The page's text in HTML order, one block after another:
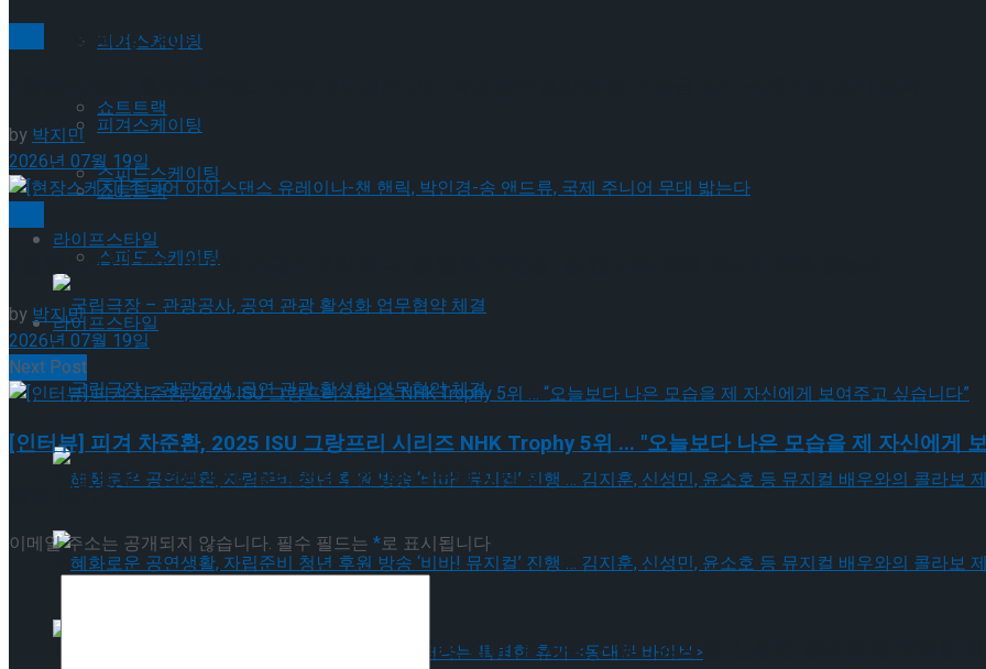
피겨스케이팅
쇼트트랙
스피드스케이팅
라이프스타일
국립극장 – 관광공사, 공연 관광 활성화 업무협약 체결
혜화로운 공연생활, 자립준비 청년 후원 방송 ‘비바! 뮤지컬’ 진행 … 김지훈, 신성민, 윤소호 등 뮤지컬
Trending Tags
피겨스케이팅
쇼트트랙
스피드스케이팅
라이프스타일
국립극장 – 관광공사, 공연 관광 활성화 업무협약 체결
혜화로운 공연생활, 자립준비 청년 후원 방송 ‘비바! 뮤지컬’ 진행 … 김지훈, 신성민, 윤소호 등 뮤지컬
by박지민
2026년 07월 19일
[현장스케치] 주니어 아이스댄스 유레이나-챈 핸릭, 박인경-송 앤드류, 국제 주니어 무대 밟는다
by박지민
2026년 07월 19일
Next Post
[인터뷰] 피겨 차준환, 2025 ISU 그랑프리 시리즈 NHK Trophy 5위 ... "오늘보다 나은 모습을 제 자신에게
답글 남기기
이메일 주소는 공개되지 않습니다. 필수 필드는 *로 표시됩니다